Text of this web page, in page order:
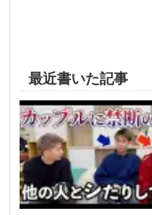
最近書いた記事